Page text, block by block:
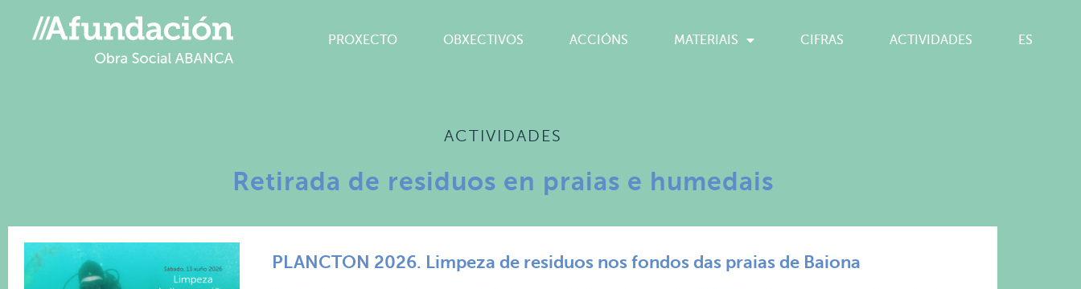
PROXECTO OBXECTIVOS ACCIÓNS MATERIAIS CIFRAS ACTIVIDADES ES
ACTIVIDADES
Retirada de residuos en praias e humedais
PLANCTON 2026. Limpeza de residuos nos fondos das praias de Baiona